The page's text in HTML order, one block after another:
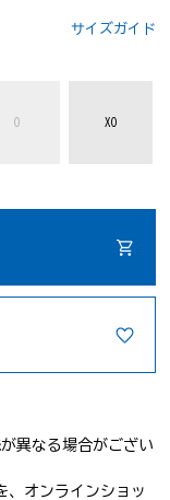
サイズガイド
O XO
異なる場合がござい
、オンラインショッ